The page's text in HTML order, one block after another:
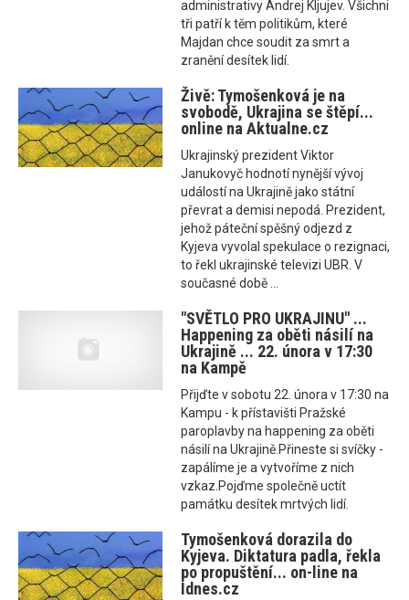
administrativy Andrej Kljujev. Všichni
tři patří k těm politikům, které
Majdan chce soudit za smrt a
zranění desítek lidí.
Živě: Tymošenková je na
svobodě, Ukrajina se štěpí...
online na Aktualne.cz
Ukrajinský prezident Viktor
Janukovyč hodnotí nynější vývoj
událostí na Ukrajině jako státní
převrat a demisi nepodá. Prezident,
jehož páteční spěšný odjezd z
Kyjeva vyvolal spekulace o rezignaci,
to řekl ukrajinské televizi UBR. V
současné době ...
"SVĚTLO PRO UKRAJINU" ...
Happening za oběti násilí na
Ukrajině ... 22. února v 17:30
na Kampě
Přijďte v sobotu 22. února v 17:30 na
Kampu - k přístavišti Pražské
paroplavby na happening za oběti
násilí na Ukrajině.Přineste si svíčky -
zapálíme je a vytvoříme z nich
vzkaz.Pojďme společně uctít
památku desítek mrtvých lidí.
Tymošenková dorazila do
Kyjeva. Diktatura padla, řekla
po propuštění... on-line na
Idnes.cz